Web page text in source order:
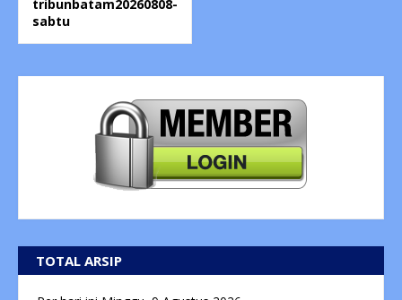
tribunbatam20260808-
sabtu
TOTAL ARSIP